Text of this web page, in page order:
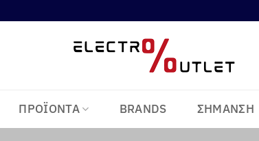
ΠΡΟΪΟΝΤΑ BRANDS ΣΗΜΑΝΣΗ